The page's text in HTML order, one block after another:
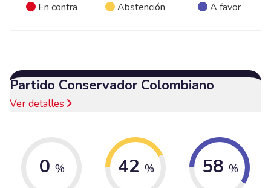
En contra Abstención A favor
Partido Conservador Colombiano
Ver detalles
0 % 42 % 58 %